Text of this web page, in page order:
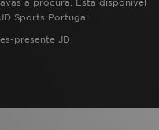
à procura. Está disponível
Sports Portugal
presente JD